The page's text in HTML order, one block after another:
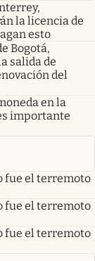
la licencia de
esto
Bogotá,
salida de
del
en la
importante
fue el terremoto
fue el terremoto
fue el terremoto